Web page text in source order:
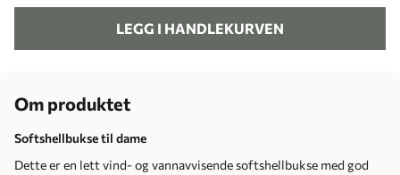
LEGG I HANDLEKURVEN
Om produktet
Softshellbukse til dame
Dette er en lett vind- og vannavvisende softshellbukse med god